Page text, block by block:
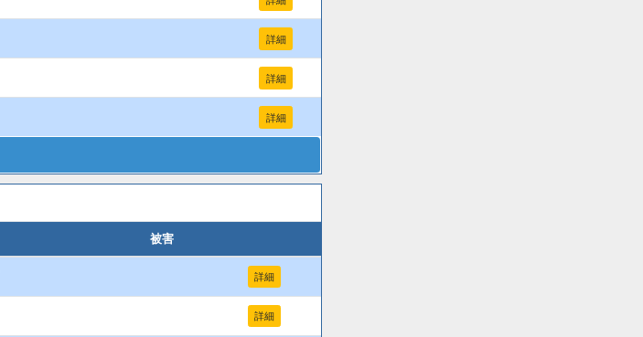
詳細
詳細
詳細
被害
詳細
詳細